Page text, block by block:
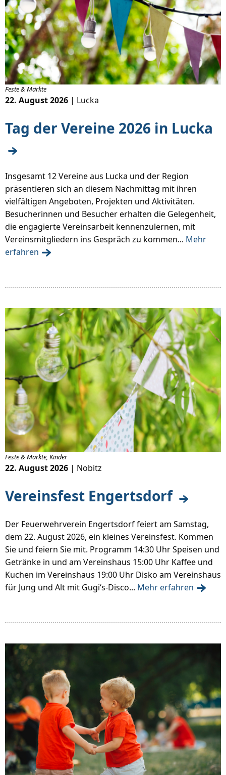
Tag der Vereine 2026 in Lucka
Feste & Märkte
22. August 2026 | Lucka
Insgesamt 12 Vereine aus Lucka und der Region
präsentieren sich an diesem Nachmittag mit ihren
vielfältigen Angeboten, Projekten und Aktivitäten.
Besucherinnen und Besucher erhalten die Gelegenheit,
die engagierte Vereinsarbeit kennenzulernen, mit
Vereinsmitgliedern ins Gespräch zu kommen... Mehr
erfahren
Vereinsfest Engertsdorf
Feste & Märkte, Kinder
22. August 2026 | Nobitz
Der Feuerwehrverein Engertsdorf feiert am Samstag,
dem 22. August 2026, ein kleines Vereinsfest. Kommen
Sie und feiern Sie mit. Programm 14:30 Uhr Speisen und
Getränke in und am Vereinshaus 15:00 Uhr Kaffee und
Kuchen im Vereinshaus 19:00 Uhr Disko am Vereinshaus
für Jung und Alt mit Gugi‘s-Disco... Mehr erfahren